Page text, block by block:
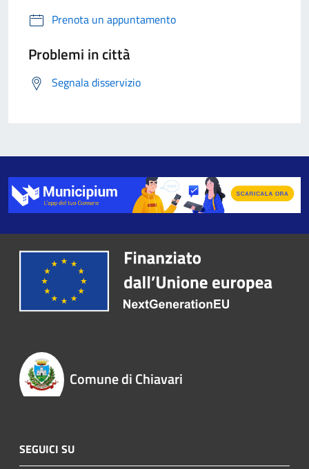
Prenota un appuntamento
Problemi in città
Segnala disservizio
Comune di Chiavari
SEGUICI SU